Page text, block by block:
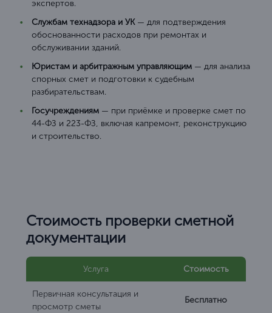
экспертов.
Службам технадзора и УК— для подтверждения
обоснованности расходов при ремонтах и
обслуживании зданий.
Юристам и арбитражным управляющим — для анализа
спорных смет и подготовки к судебным
разбирательствам.
Госучреждениям — при приёмке и проверке смет по
44-ФЗ и 223-ФЗ, включая капремонт, реконструкцию
и строительство.
Стоимость проверки сметной
документации
Услуга Стоимость
Первичная консультация и
просмотр сметы
Бесплатно